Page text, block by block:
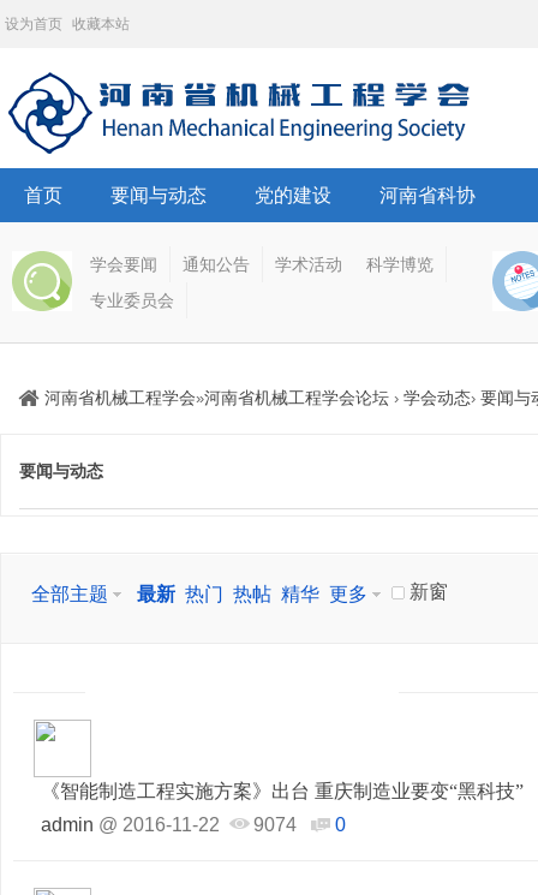
设为首页 收藏本站
首页 要闻与动态 党的建设 河南省科协
学会要闻 通知公告 学术活动
科学博览
专业委员会
河南省机械工程学会»河南省机械工程学会论坛 › 学会动态› 要闻与
要闻与动态
新窗
全部主题 最新 热门 热帖 精华 更多
《智能制造工程实施方案》出台 重庆制造业要变“黑科技”
admin @ 2016-11-22 9074 0